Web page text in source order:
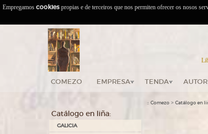
COMEZO EMPRESA TENDA
Catálogo en liña:
GALICIA
:: Comezo > Catálogo en
Empregamos cookies propias e de terceiros que nos permiten ofrecer os nosos